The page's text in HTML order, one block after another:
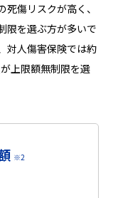
死傷リスクが高く、
限を選ぶ方が多いで
対人傷害保険では約
上限額無制限を選
※2